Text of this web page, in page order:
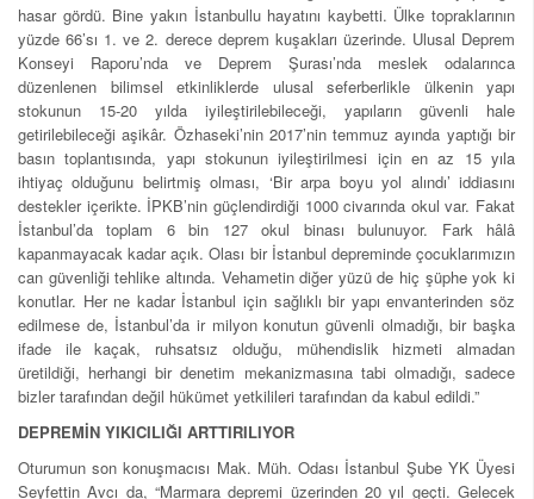
hasar gördü. Bine yakın İstanbullu hayatını kaybetti. Ülke topraklarının
yüzde 66’sı 1. ve 2. derece deprem kuşakları üzerinde. Ulusal Deprem
Konseyi Raporu’nda ve Deprem Şurası’nda meslek odalarınca
düzenlenen bilimsel etkinliklerde ulusal seferberlikle ülkenin yapı
stokunun 15-20 yılda iyileştirilebileceği, yapıların güvenli hale
getirilebileceği aşikâr. Özhaseki’nin 2017’nin temmuz ayında yaptığı bir
basın toplantısında, yapı stokunun iyileştirilmesi için en az 15 yıla
ihtiyaç olduğunu belirtmiş olması, ‘Bir arpa boyu yol alındı’ iddiasını
destekler içerikte. İPKB’nin güçlendirdiği 1000 civarında okul var. Fakat
İstanbul’da toplam 6 bin 127 okul binası bulunuyor. Fark hâlâ
kapanmayacak kadar açık. Olası bir İstanbul depreminde çocuklarımızın
can güvenliği tehlike altında. Vehametin diğer yüzü de hiç şüphe yok ki
konutlar. Her ne kadar İstanbul için sağlıklı bir yapı envanterinden söz
edilmese de, İstanbul’da ir milyon konutun güvenli olmadığı, bir başka
ifade ile kaçak, ruhsatsız olduğu, mühendislik hizmeti almadan
üretildiği, herhangi bir denetim mekanizmasına tabi olmadığı, sadece
bizler tarafından değil hükümet yetkilileri tarafından da kabul edildi.”
DEPREMİN YIKICILIĞI ARTTIRILIYOR
Oturumun son konuşmacısı Mak. Müh. Odası İstanbul Şube YK Üyesi
Seyfettin Avcı da, “Marmara depremi üzerinden 20 yıl geçti. Gelecek